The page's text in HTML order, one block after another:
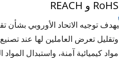
RoHS و REACH